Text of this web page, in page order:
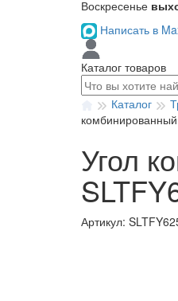
Воскресенье
Написать в
Каталог товаров
Каталог
Угол
Артикул: